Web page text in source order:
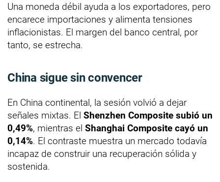
Una moneda débil ayuda a los exportadores, pero
encarece importaciones y alimenta tensiones
inflacionistas. El margen del banco central, por
tanto, se estrecha.
China sigue sin convencer
En China continental, la sesión volvió a dejar
señales mixtas. El Shenzhen Composite subió un
0,49%, mientras el Shanghai Composite cayó un
0,14%. El contraste muestra un mercado todavía
incapaz de construir una recuperación sólida y
sostenida.